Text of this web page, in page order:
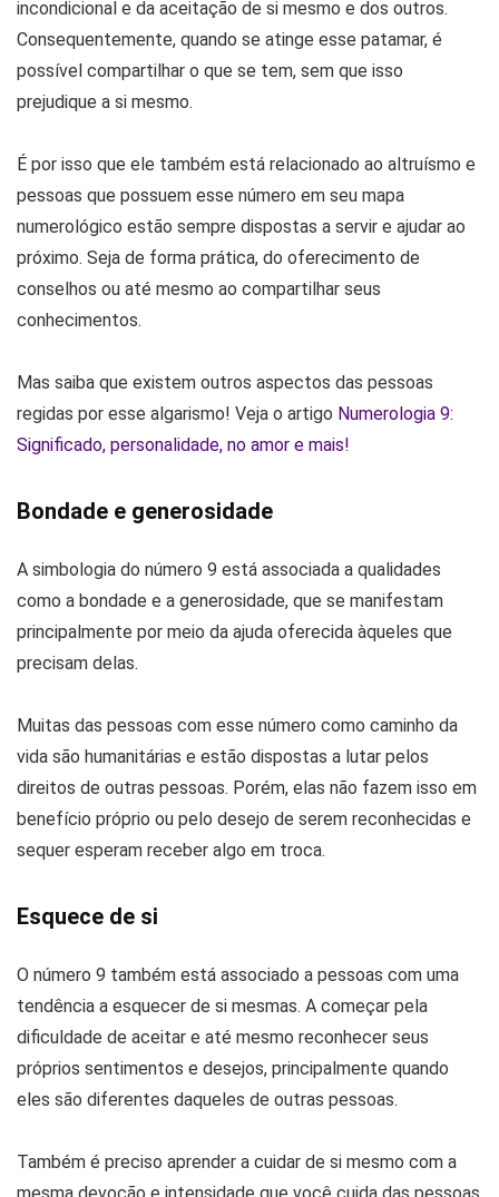
incondicional e da aceitação de si mesmo e dos outros.
Consequentemente, quando se atinge esse patamar, é
possível compartilhar o que se tem, sem que isso
prejudique a si mesmo.
É por isso que ele também está relacionado ao altruísmo e
pessoas que possuem esse número em seu mapa
numerológico estão sempre dispostas a servir e ajudar ao
próximo. Seja de forma prática, do oferecimento de
conselhos ou até mesmo ao compartilhar seus
conhecimentos.
Mas saiba que existem outros aspectos das pessoas
regidas por esse algarismo! Veja o artigo Numerologia 9:
Significado, personalidade, no amor e mais!
Bondade e generosidade
A simbologia do número 9 está associada a qualidades
como a bondade e a generosidade, que se manifestam
principalmente por meio da ajuda oferecida àqueles que
precisam delas.
Muitas das pessoas com esse número como caminho da
vida são humanitárias e estão dispostas a lutar pelos
direitos de outras pessoas. Porém, elas não fazem isso em
benefício próprio ou pelo desejo de serem reconhecidas e
sequer esperam receber algo em troca.
Esquece de si
O número 9 também está associado a pessoas com uma
tendência a esquecer de si mesmas. A começar pela
dificuldade de aceitar e até mesmo reconhecer seus
próprios sentimentos e desejos, principalmente quando
eles são diferentes daqueles de outras pessoas.
Também é preciso aprender a cuidar de si mesmo com a
mesma devoção e intensidade que você cuida das pessoas